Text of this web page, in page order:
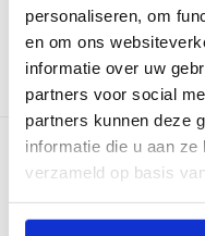
personaliseren, om
en om ons
informatie over uw
partners voor social
partners kunnen deze
informatie die u aan
verzameld op basis
Steek jouw The Bastard
elektrische One minute
van The Bastard. Nooit
Verreweg de veiligste
tussentijds het vuur extra
Bekijk dit product in
Amsterdam